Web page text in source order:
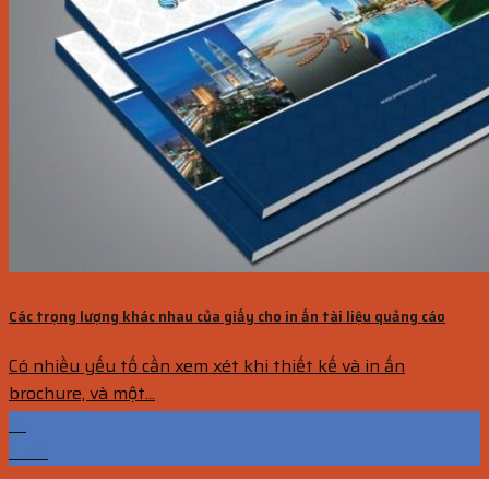
Các trọng lượng khác nhau của giấy cho in ấn tài liệu quảng cáo
Có nhiều yếu tố cần xem xét khi thiết kế và in ấn
brochure, và một...
19
Th10